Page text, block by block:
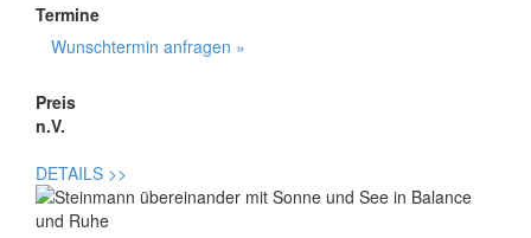
Termine
Wunschtermin anfragen »
Preis
n.V.
DETAILS >>